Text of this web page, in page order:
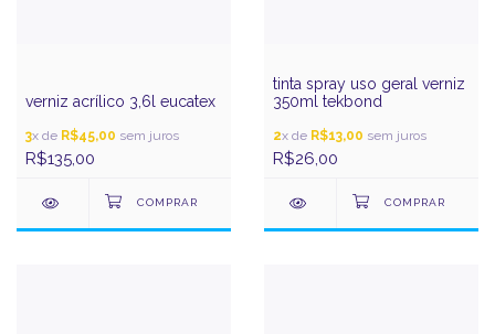
verniz acrílico 3,6l eucatex
3x de R$45,00 sem juros
R$135,00
tinta spray uso geral verniz
350ml tekbond
2x de R$13,00 sem juros
R$26,00